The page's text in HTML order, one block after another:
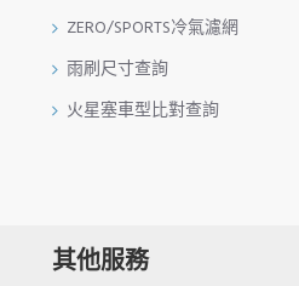
ZERO/SPORTS冷氣濾網
雨刷尺寸查詢
火星塞車型比對查詢
其他服務